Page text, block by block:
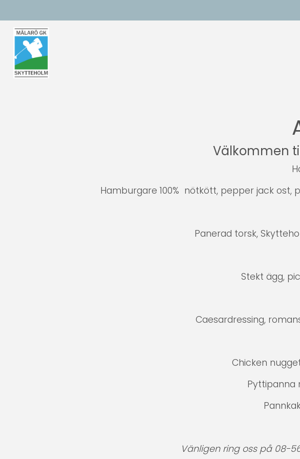
Välkommen
Hamburgare 100% nötkött, pepper jack
Panerad torsk,
Stekt ägg,
Caesardressing,
Chicken
Pyttipanna
Vänligen ring oss på 08-